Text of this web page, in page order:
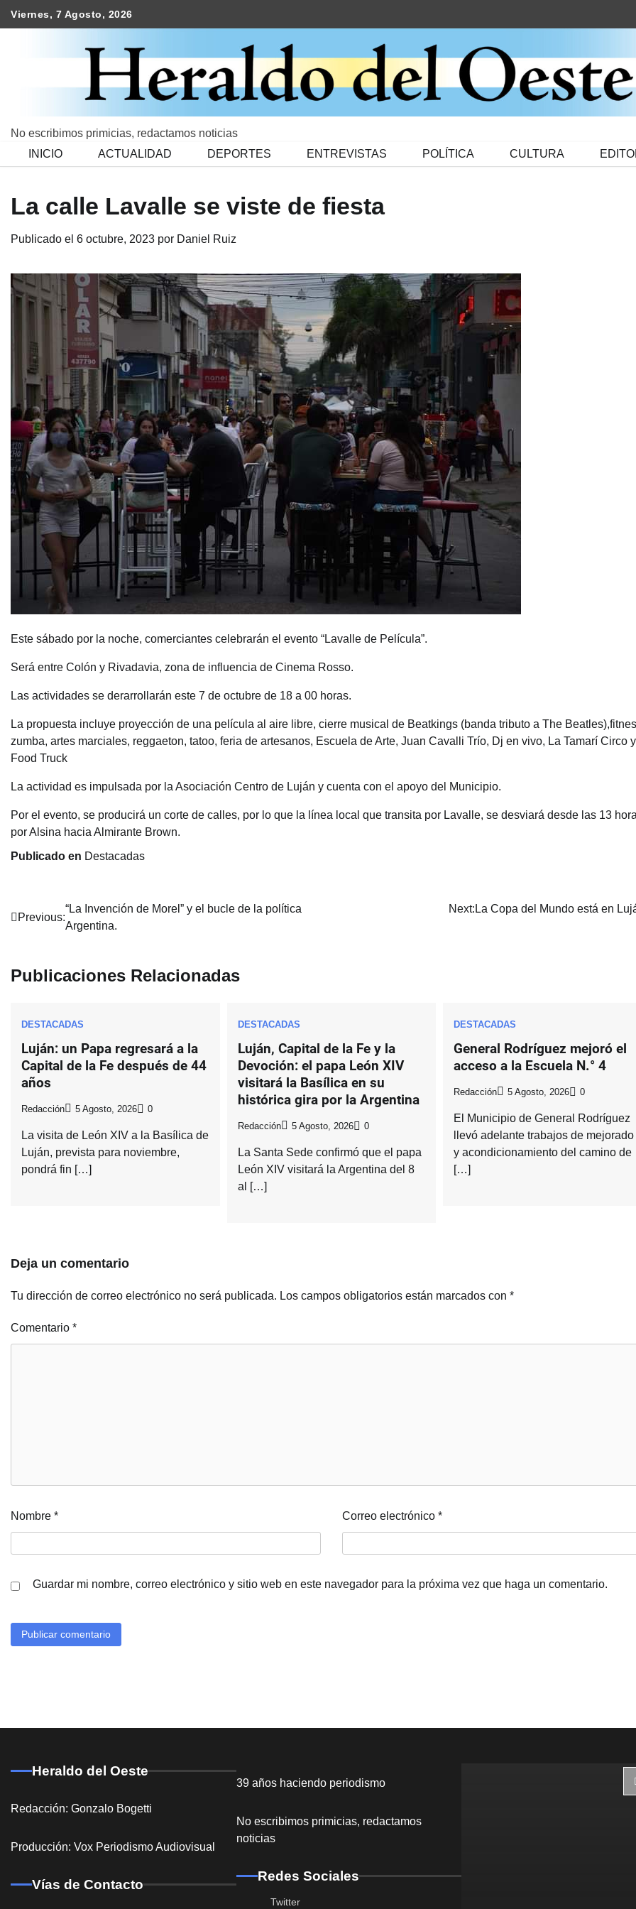
Viernes, 7 Agosto, 2026
No escribimos primicias, redactamos noticias
INICIO
ACTUALIDAD DEPORTES ENTREVISTAS POLÍTICA CULTURA
La calle Lavalle se viste de fiesta
Publicado el 6 octubre, 2023 por Daniel Ruiz
Este sábado por la noche, comerciantes celebrarán el evento “Lavalle de Película”.
Será entre Colón y Rivadavia, zona de influencia de Cinema Rosso.
Las actividades se derarrollarán este 7 de octubre de 18 a 00 horas.
La propuesta incluye proyección de una película al aire libre, cierre musical de Beatkings (banda tributo a The
zumba, artes marciales, reggaeton, tatoo, feria de artesanos, Escuela de Arte, Juan Cavalli Trío, Dj en vivo, La Tamarí Circo y
Food Truck
La actividad es impulsada por la Asociación Centro de Luján y cuenta con el apoyo del Municipio.
Por el evento, se producirá un corte de calles, por lo que la línea local que transita por Lavalle, se desviará desde las 13
por Alsina hacia Almirante Brown.
Publicado en Destacadas
Navegación
Previous:
“La Invención de Morel” y el bucle de la política
Argentina.
Next: La Copa del Mundo está en
Publicaciones Relacionadas
DESTACADAS
Luján: un Papa regresará a la
Capital de la Fe después de 44
años
Redacción 5 Agosto, 2026 0
La visita de León XIV a la Basílica de
Luján, prevista para noviembre,
pondrá fin […]
DESTACADAS
Luján, Capital de la Fe y la
Devoción: el papa León XIV
visitará la Basílica en su
histórica gira por la Argentina
Redacción 5 Agosto, 2026 0
La Santa Sede confirmó que el papa
León XIV visitará la Argentina del 8
al […]
DESTACADAS
General Rodríguez mejoró el
acceso a la Escuela N.° 4
Redacción 5 Agosto, 2026 0
El Municipio de General Rodríguez
llevó adelante trabajos de mejorado
y acondicionamiento del camino de
[…]
Deja un comentario
Tu dirección de correo electrónico no será publicada. Los campos obligatorios están marcados con *
Comentario *
Nombre * Correo electrónico *
Guardar mi nombre, correo electrónico y sitio web en este navegador para la próxima vez que haga un comentario.
Heraldo del Oeste
Redacción: Gonzalo Bogetti
Producción: Vox Periodismo Audiovisual
Vías de Contacto
39 años haciendo periodismo
No escribimos primicias, redactamos
noticias
Redes Sociales
Twitter